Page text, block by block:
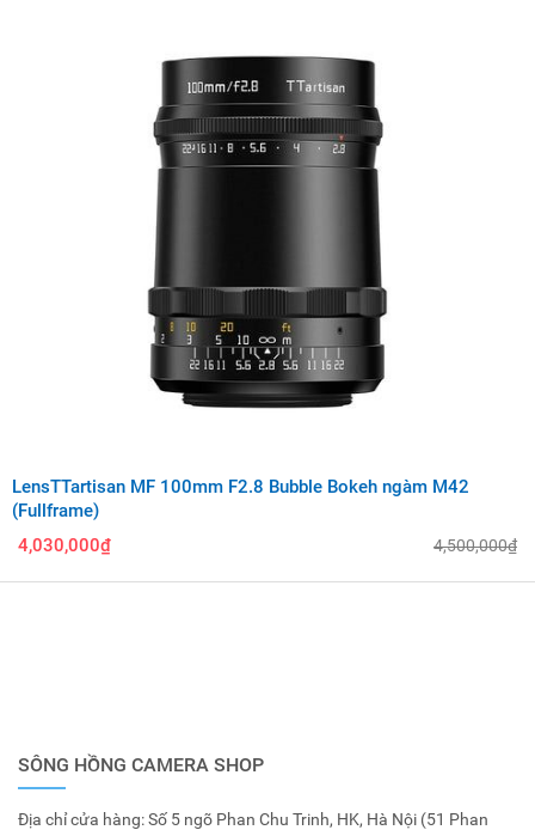
LensTTartisan MF 100mm F2.8 Bubble Bokeh ngàm M42
(Fullframe)
4,030,000₫
4,500,000₫
SÔNG HỒNG CAMERA SHOP
Địa chỉ cửa hàng: Số 5 ngõ Phan Chu Trinh, HK, Hà Nội (51 Phan